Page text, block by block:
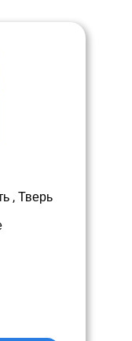
, Тверь